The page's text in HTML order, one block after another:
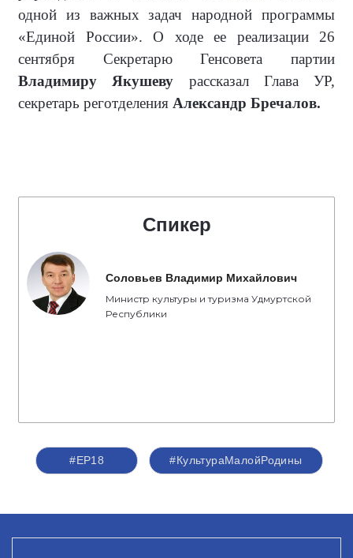
одной из важных задач народной программы
«Единой России». О ходе ее реализации 26
сентября Секретарю Генсовета партии
Владимиру Якушеву рассказал Глава УР,
секретарь реготделения Александр Бречалов.
Спикер
Соловьев Владимир Михайлович
Министр культуры и туризма Удмуртской
Республики
#ЕР18 #КультураМалойРодины